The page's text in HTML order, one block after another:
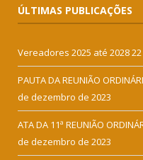
ÚLTIMAS PUBLICAÇÕES
Vereadores 2025 até 2028
PAUTA DA REUNIÃO
de dezembro de 2023
ATA DA 11ª REUNIÃO
de dezembro de 2023